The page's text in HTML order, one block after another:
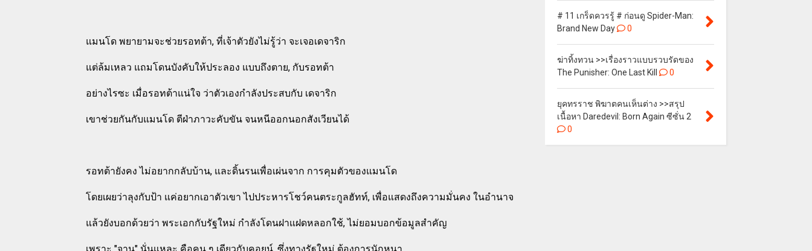
แมนโด พยายามจะช่วยรอทต้า, ที่เจ้าตัวยังไม่รู้ว่า จะเจอเดจาริก
แต่ล้มเหลว แถมโดนบังคับให้ประลอง แบบถึงตาย, กับรอทต้า
อย่างไรซะ เมื่อรอทต้าแน่ใจ ว่าตัวเองกำลังประสบกับ เดจาริก
เขาช่วยกันกับแมนโด ตีฝ่าภาวะคับขัน จนหนีออกนอกสังเวียนได้
รอทต้ายังคง ไม่อยากกลับบ้าน, และดิ้นรนเพื่อเผ่นจาก การคุมตัวของแมนโด
โดยเผยว่าลุงกับป้า แค่อยากเอาตัวเขา ไปประหารโชว์คนตระกูลฮัทท์, เพื่อแสดงถึงความมั่นคง ในอำนาจ
แล้วยังบอกด้วยว่า พระเอกกับรัฐใหม่ กำลังโดนฝาแฝดหลอกใช้, ไม่ยอมบอกข้อมูลสำคัญ
เพราะ "จานู" นั่นแหละ คือคน ๆ เดียวกับคอยน์, ซึ่งทางรัฐใหม่ ต้องการนักหนา
# 11 เกร็ดควรรู้ # ก่อนดู Spider-Man:
Brand New Day
0
ฆ่าทิ้งทวน >>เรื่องราวแบบรวบรัดของ
The Punisher: One Last Kill
0
ยุคทรราช พิฆาตคนเห็นต่าง >>สรุป
เนื้อหา Daredevil: Born Again ซีซั่น 2
0